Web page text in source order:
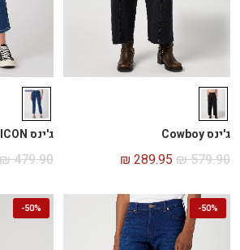
ג'ינס Cowboy
₪579.90
₪ 289.95
ג'ינס ICON
479.90
50%
-
50%
-